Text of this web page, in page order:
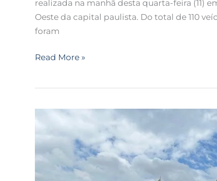
realizada na manhã desta quarta-feira (11)
Oeste da capital paulista. Do total de 110
foram
Read More »
entrega
milésimo
ônibus
elétrico